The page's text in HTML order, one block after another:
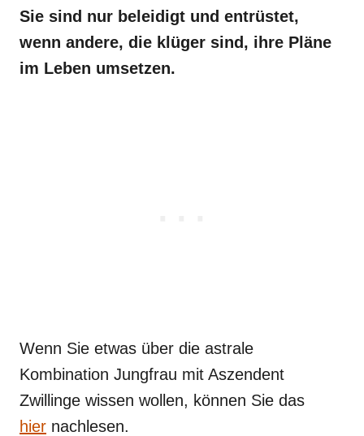
Sie sind nur beleidigt und entrüstet,
wenn andere, die klüger sind, ihre Pläne
im Leben umsetzen.
Wenn Sie etwas über die astrale
Kombination Jungfrau mit Aszendent
Zwillinge wissen wollen, können Sie das
hier nachlesen.